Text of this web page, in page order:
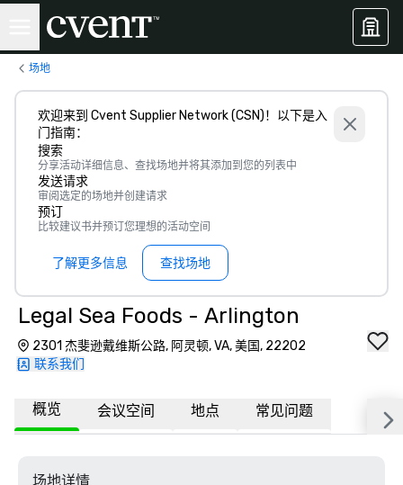
场地
欢迎来到 Cvent Supplier Network (CSN)！以下是入
门指南：
搜索
分享活动详细信息、查找场地并将其添加到您的列表中
发送请求
审阅选定的场地并创建请求
预订
比较建议书并预订您理想的活动空间
了解更多信息 查找场地
Legal Sea Foods - Arlington
2301 杰斐逊戴维斯公路, 阿灵顿, VA, 美国, 22202
联系我们
概览 会议空间 地点 常见问题
场地详情